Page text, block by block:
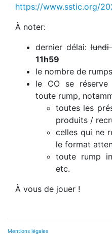
https://www.sstic.org/
À noter:
dernier délai:lundi
11h59
le nombre de
le CO se
toute rump,
toutes les
produits /
celles qui ne
le format
toute rump
etc.
À vous de jouer !
Mentions légales